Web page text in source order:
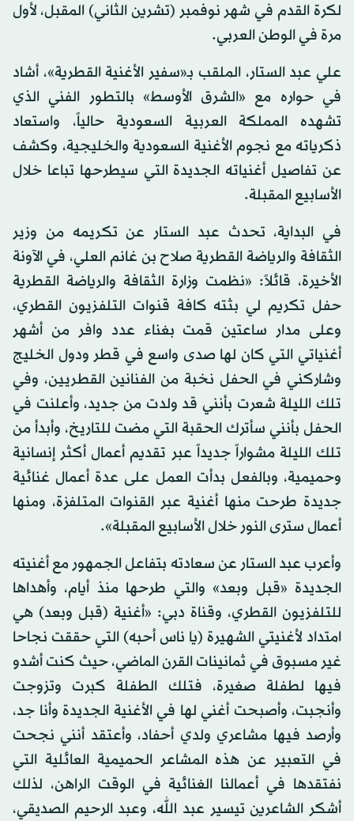
لكرة القدم في شهر نوفمبر (تشرين الثاني) المقبل، لأول
مرة في الوطن العربي.
علي عبد الستار، الملقب بـ«سفير الأغنية القطرية»، أشاد
في حواره مع «الشرق الأوسط» بالتطور الفني الذي
تشهده المملكة العربية السعودية حالياً، واستعاد
ذكرياته مع نجوم الأغنية السعودية والخليجية، وكشف
عن تفاصيل أغنياته الجديدة التي سيطرحها تباعا خلال
الأسابيع المقبلة.
في البداية، تحدث عبد الستار عن تكريمه من وزير
الثقافة والرياضة القطرية صلاح بن غانم العلي، في الآونة
الأخيرة، قائلاً: «نظمت وزارة الثقافة والرياضة القطرية
حفل تكريم لي بثته كافة قنوات التلفزيون القطري،
وعلى مدار ساعتين قمت بغناء عدد وافر من أشهر
أغنياتي التي كان لها صدى واسع في قطر ودول الخليج
وشاركني في الحفل نخبة من الفنانين القطريين، وفي
تلك الليلة شعرت بأنني قد ولدت من جديد، وأعلنت في
الحفل بأنني سأترك الحقبة التي مضت للتاريخ، وأبدأ من
تلك الليلة مشواراً جديداً عبر تقديم أعمال أكثر إنسانية
وحميمية، وبالفعل بدأت العمل على عدة أعمال غنائية
جديدة طرحت منها أغنية عبر القنوات المتلفزة، ومنها
أعمال سترى النور خلال الأسابيع المقبلة».
وأعرب عبد الستار عن سعادته بتفاعل الجمهور مع أغنيته
الجديدة «قبل وبعد» والتي طرحها منذ أيام، وأهداها
للتلفزيون القطري، وقناة دبي: «أغنية (قبل وبعد) هي
امتداد لأغنيتي الشهيرة (يا ناس أحبه) التي حققت نجاحا
غير مسبوق في ثمانينات القرن الماضي، حيث كنت أشدو
فيها لطفلة صغيرة، فتلك الطفلة كبرت وتزوجت
وأنجبت، وأصبحت أغني لها في الأغنية الجديدة وأنا جد،
وأرصد فيها مشاعري ولدي أحفاد، وأعتقد أنني نجحت
في التعبير عن هذه المشاعر الحميمية العائلية التي
نفتقدها في أعمالنا الغنائية في الوقت الراهن، لذلك
أشكر الشاعرين تيسير عبد الله، وعبد الرحيم الصديقي،